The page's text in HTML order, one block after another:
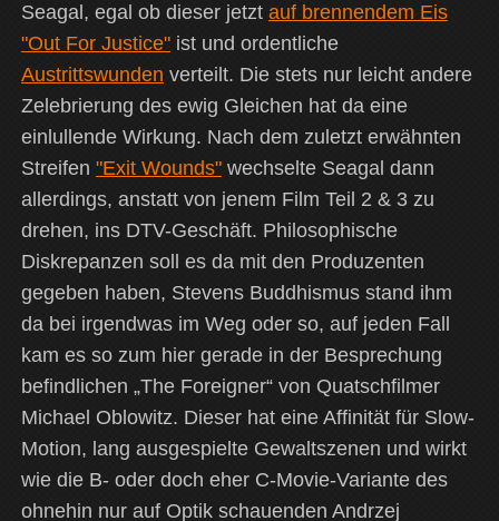
Seagal, egal ob dieser jetzt auf brennendem Eis
"Out For Justice"ist und ordentliche
Austrittswunden verteilt. Die stets nur leicht andere
Zelebrierung des ewig Gleichen hat da eine
einlullende Wirkung. Nach dem zuletzt erwähnten
Streifen "Exit Wounds"wechselte Seagal dann
allerdings, anstatt von jenem Film Teil 2 & 3 zu
drehen, ins DTV-Geschäft. Philosophische
Diskrepanzen soll es da mit den Produzenten
gegeben haben, Stevens Buddhismus stand ihm
da bei irgendwas im Weg oder so, auf jeden Fall
kam es so zum hier gerade in der Besprechung
befindlichen „The Foreigner“ von Quatschfilmer
Michael Oblowitz. Dieser hat eine Affinität für Slow-
Motion, lang ausgespielte Gewaltszenen und wirkt
wie die B- oder doch eher C-Movie-Variante des
ohnehin nur auf Optik schauenden Andrzej